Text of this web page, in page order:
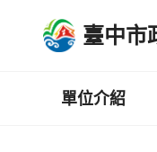
臺中市
單位介紹